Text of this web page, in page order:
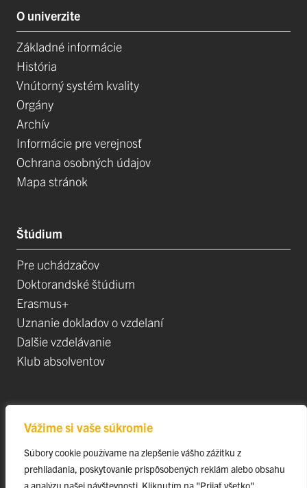
Vážime si vaše súkromie
Súbory cookie používame na zlepšenie vášho zážitku z
prehliadania, poskytovanie prispôsobených reklám alebo obsahu
a analýzu našej návštevnosti. Kliknutím na "Prijať všetko"
O univerzite
Základné informácie
História
Vnútorný systém kvality
Orgány
Archív
Informácie pre verejnosť
Ochrana osobných údajov
Mapa stránok
Štúdium
Pre uchádzačov
Doktorandské štúdium
Erasmus+
Uznanie dokladov o vzdelaní
Dalšie vzdelávanie
Klub absolventov
Projekty
Špičkové tímy